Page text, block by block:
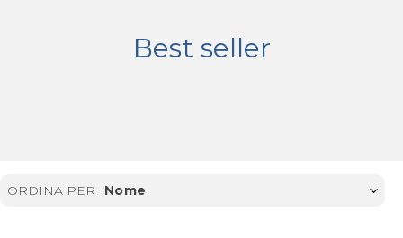
Best seller
ORDINA PER Nome